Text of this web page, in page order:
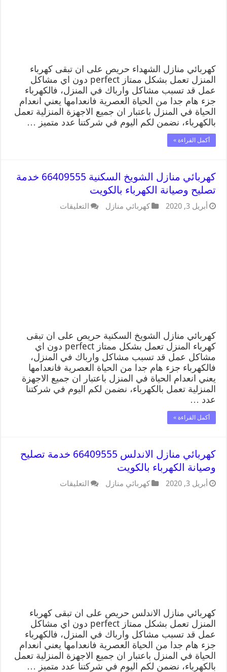
كهربائي منازل الشهداء حريص على ان تبقى كهرباء
المنزل تعمل بشكل ممتاز perfect دون اي مشاكل
عمل قد تسبب مشاكل وارباك في المنزل، فالكهرباء
جزء هام جدا من الحياة العصرية فانعدامها يعني انعدام
الحياة في المنزل باعتبار ان جميع الاجهزة المنزلية تعمل
بالكهرباء، نضمن لكم اليوم في شركتنا عدد متميز …
أكمل القراءة »
كهربائي منازل الشويخ السكنية 66409555 خدمة
تصليح وصيانة الكهرباء بالكويت
أبريل 3, 2020 كهربائي منازل التعليقات
كهربائي منازل الشويخ السكنية حريص على ان تبقى
كهرباء المنزل تعمل بشكل ممتاز perfect دون اي
مشاكل عمل قد تسبب مشاكل وارباك في المنزل،
فالكهرباء جزء هام جدا من الحياة العصرية فانعدامها
يعني انعدام الحياة في المنزل باعتبار ان جميع الاجهزة
المنزلية تعمل بالكهرباء، نضمن لكم اليوم في شركتنا
عدد …
أكمل القراءة »
كهربائي منازل الاندلس 66409555 خدمة تصليح
وصيانة الكهرباء بالكويت
أبريل 3, 2020 كهربائي منازل التعليقات
كهربائي منازل الاندلس حريص على ان تبقى كهرباء
المنزل تعمل بشكل ممتاز perfect دون اي مشاكل
عمل قد تسبب مشاكل وارباك في المنزل، فالكهرباء
جزء هام جدا من الحياة العصرية فانعدامها يعني انعدام
الحياة في المنزل باعتبار ان جميع الاجهزة المنزلية تعمل
بالكهرباء، نضمن لكم اليوم في شركتنا عدد متميز …